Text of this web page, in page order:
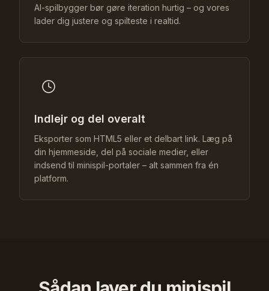
AI-spilbygger bør gøre iteration hurtig – og vores
lader dig justere og spilteste i realtid.
Indlejr og del overalt
Eksporter som HTML5 eller et delbart link. Læg på
din hjemmeside, del på sociale medier, eller
indsend til minispil-portaler – alt sammen fra én
platform.